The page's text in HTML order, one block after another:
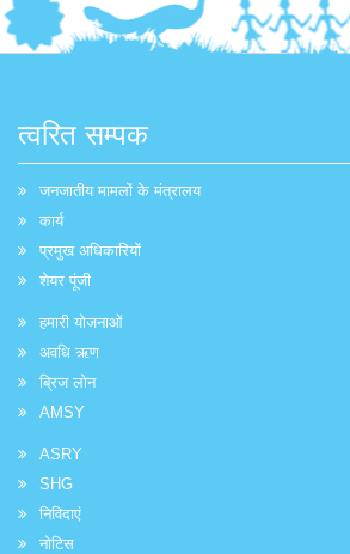
त्वरित सम्पक
जनजातीय मामलों के मंत्रालय
कार्य
प्रमुख अधिकारियों
शेयर पूंजी
हमारी योजनाओं
अवधि ऋण
ब्रिज लोन
AMSY
ASRY
SHG
निविदाएं
नोटिस